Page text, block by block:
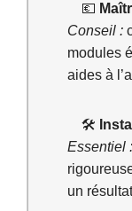
💶
Conseil :
modules
aides à
🛠️
Essentiel :
un